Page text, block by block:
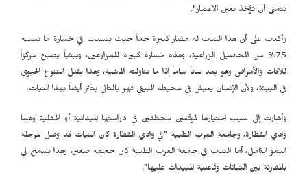
نتمنى أن تؤخذ بعين الاعتبار".
وأكدت على أن هذا النبات له مضار كبيرة جداً حيث يتسبب في خسارة ما نسبته
75% من المحاصيل الزراعية، وهذه خسارة كبيرة للمزارعين، وبيئياً يصبح مركزاً
للآفات والأمراض وهو يعد نباتاً ساماً إذا ما تناولته الماشية، وهذا يقلل التنوع الحيوي
في البيئة، ولأن الإنسان يعيش في محيطه البيئي فهو بالتالي يتأثر أيضاً بهذا النبات.
وأشارت إلى سبب اختيارها لموقعين مختلفين في دراستها الميدانية أو الحقلية وهما
وادي القطارة، وجامعة العرب الطبية "في وادي القطارة كان النبات قد وصل لمرحلة
النمو الكامل، أما النبات في جامعة العرب الطبية كان حجمه صغير، وهذا يسمح لي
بالمقارنة بين النباتات وفاعلية المبيدات عليها".